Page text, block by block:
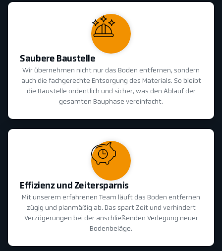
Saubere Baustelle
Wir übernehmen nicht nur das Boden entfernen, sondern
auch die fachgerechte Entsorgung des Materials. So bleibt
die Baustelle ordentlich und sicher, was den Ablauf der
gesamten Bauphase vereinfacht.
Effizienz und Zeitersparnis
Mit unserem erfahrenen Team läuft das Boden entfernen
zügig und planmäßig ab. Das spart Zeit und verhindert
Verzögerungen bei der anschließenden Verlegung neuer
Bodenbeläge.